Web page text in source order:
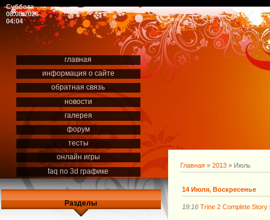
Суббота
08.08.2026
04:04
главная
информация о сайте
обратная связь
новости
галерея
форум
тесты
онлайн игры
faq по 3d графике
Разделы
Главная » 2013 » Июль
14 Июля, Воскресенье
19:16 Trine 2 Complete Story